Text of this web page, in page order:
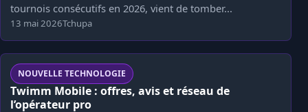
tournois consécutifs en 2026, vient de tomber...
13 mai 2026Tchupa
NOUVELLE TECHNOLOGIE
Twimm Mobile : offres, avis et réseau de
l’opérateur pro